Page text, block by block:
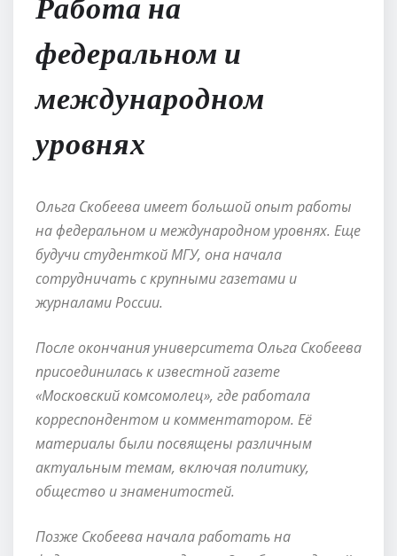
Работа на
федеральном и
международном
уровнях
Ольга Скобеева имеет большой опыт работы
на федеральном и международном уровнях. Еще
будучи студенткой МГУ, она начала
сотрудничать с крупными газетами и
журналами России.
После окончания университета Ольга Скобеева
присоединилась к известной газете
«Московский комсомолец», где работала
корреспондентом и комментатором. Её
материалы были посвящены различным
актуальным темам, включая политику,
общество и знаменитостей.
Позже Скобеева начала работать на